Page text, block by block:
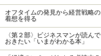
オフタイムの発見から経営戦略の
着想を得る
〈第２部〉ビジネスマンが読んで
おきたい「いまがわかる本」